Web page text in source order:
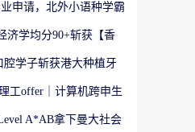
申请，北外小语种学霸
济学均分90+斩获【香
腔学子斩获港大种植牙
工offer｜计算机跨申生
A*AB拿下曼大社会